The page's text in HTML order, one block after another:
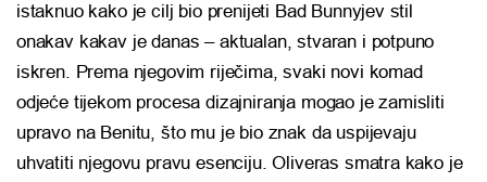
istaknuo kako je cilj bio prenijeti Bad Bunnyjev stil
onakav kakav je danas – aktualan, stvaran i potpuno
iskren. Prema njegovim riječima, svaki novi komad
odjeće tijekom procesa dizajniranja mogao je zamisliti
upravo na Benitu, što mu je bio znak da uspijevaju
uhvatiti njegovu pravu esenciju. Oliveras smatra kako je